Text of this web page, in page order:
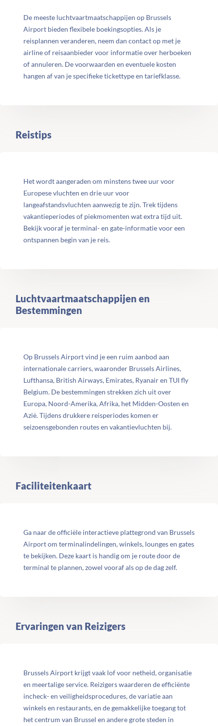
De meeste luchtvaartmaatschappijen op Brussels
Airport bieden flexibele boekingsopties. Als je
reisplannen veranderen, neem dan contact op met je
airline of reisaanbieder voor informatie over herboeken
of annuleren. De voorwaarden en eventuele kosten
hangen af van je specifieke tickettype en tariefklasse.
Reistips
Het wordt aangeraden om minstens twee uur voor
Europese vluchten en drie uur voor
langeafstandsvluchten aanwezig te zijn. Trek tijdens
vakantieperiodes of piekmomenten wat extra tijd uit.
Bekijk vooraf je terminal- en gate-informatie voor een
ontspannen begin van je reis.
Luchtvaartmaatschappijen en
Bestemmingen
Op Brussels Airport vind je een ruim aanbod aan
internationale carriers, waaronder Brussels Airlines,
Lufthansa, British Airways, Emirates, Ryanair en TUI fly
Belgium. De bestemmingen strekken zich uit over
Europa, Noord-Amerika, Afrika, het Midden-Oosten en
Azië. Tijdens drukkere reisperiodes komen er
seizoensgebonden routes en vakantievluchten bij.
Faciliteitenkaart
Ga naar de officiële interactieve plattegrond van Brussels
Airport om terminalindelingen, winkels, lounges en gates
te bekijken. Deze kaart is handig om je route door de
terminal te plannen, zowel vooraf als op de dag zelf.
Ervaringen van Reizigers
Brussels Airport krijgt vaak lof voor netheid, organisatie
en meertalige service. Reizigers waarderen de efficiënte
incheck- en veiligheidsprocedures, de variatie aan
winkels en restaurants, en de gemakkelijke toegang tot
het centrum van Brussel en andere grote steden in